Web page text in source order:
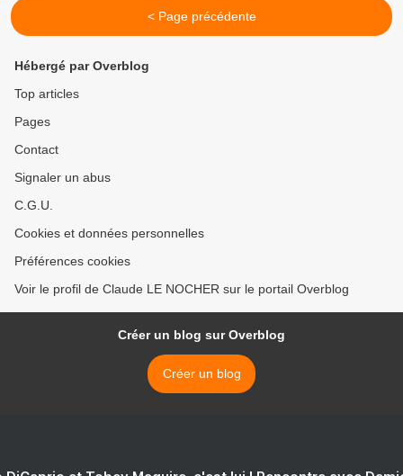
< Page précédente
Hébergé par Overblog
Top articles
Pages
Contact
Signaler un abus
C.G.U.
Cookies et données personnelles
Préférences cookies
Voir le profil de Claude LE NOCHER sur le portail Overblog
Créer un blog sur Overblog
Créer un blog